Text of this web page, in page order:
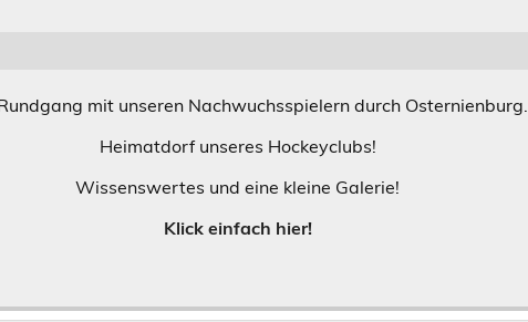
mit unseren Nachwuchsspielern durch Osternienburg.
Heimatdorf unseres Hockeyclubs!
Wissenswertes und eine kleine Galerie!
Klick einfach hier!